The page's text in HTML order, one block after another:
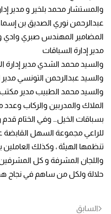
والمستشار محمد بلخير و مدير
عبدالرحمن نوري الصديق بن
المضامير المهندس صبري وادي
مدير إدارة السباقات
والسيد محمد الشدي مدير إدارة
والسيد عبدالرحمن التونسي مدير
والسيد محمد الطبيب مدير
الملاك والمدربين والركاب
بسباقات الخيل… وفي الختام
للراعي مجموعة السهل القابضة
تنظمها الهيئة ، وكذلك العاملين
واللجان المشرفة و كل
حلالة ولكل من ساهم في نجاح
السابق